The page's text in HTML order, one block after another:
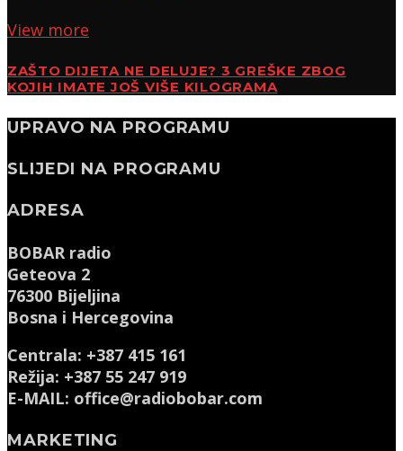
View more
ZAŠTO DIJETA NE DELUJE? 3 GREŠKE ZBOG
KOJIH IMATE JOŠ VIŠE KILOGRAMA
UPRAVO NA PROGRAMU
SLIJEDI NA PROGRAMU
ADRESA
BOBAR radio
Geteova 2
76300 Bijeljina
Bosna i Hercegovina
Centrala: +387 415 161
Režija: +387 55 247 919
E-MAIL: office@radiobobar.com
MARKETING